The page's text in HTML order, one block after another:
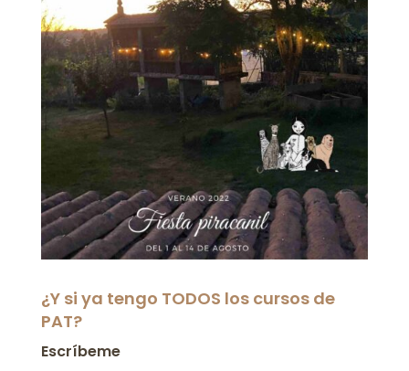
¿Y si ya tengo TODOS los cursos de
PAT?
Escríbeme